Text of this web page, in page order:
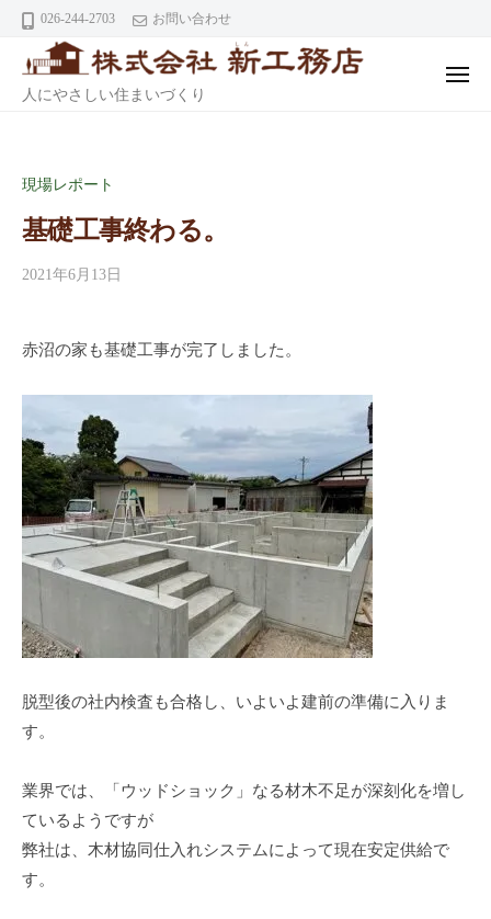
026-244-2703 お問い合わせ
株
社
新
工
店
人にやさしい住まいづくり
メ
現場レポート
基礎工事終わる。
2021年6月13日
赤沼の家も基礎工事が完了しました。
脱型後の社内検査も合格し、いよいよ建前の準備に入りま
す。
業界では、「ウッドショック」なる材木不足が深刻化を増し
ているようですが
弊社は、木材協同仕入れシステムによって現在安定供給で
す。
株
会
社
務
店